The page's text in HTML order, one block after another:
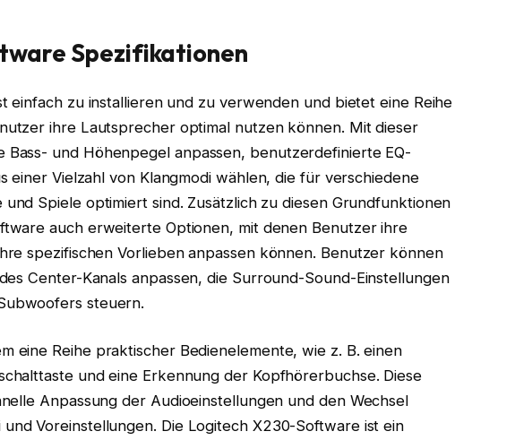
Spezifikationen
einfach zu installieren und zu verwenden und bietet eine Reihe
ihre Lautsprecher optimal nutzen können. Mit dieser
und Höhenpegel anpassen, benutzerdefinierte EQ-
einer Vielzahl von Klangmodi wählen, die für verschiedene
Spiele optimiert sind. Zusätzlich zu diesen Grundfunktionen
auch erweiterte Optionen, mit denen Benutzer ihre
spezifischen Vorlieben anpassen können. Benutzer können
Center-Kanals anpassen, die Surround-Sound-Einstellungen
steuern.
eine Reihe praktischer Bedienelemente, wie z. B. einen
und eine Erkennung der Kopfhörerbuchse. Diese
Anpassung der Audioeinstellungen und den Wechsel
Voreinstellungen. Die Logitech X230-Software ist ein